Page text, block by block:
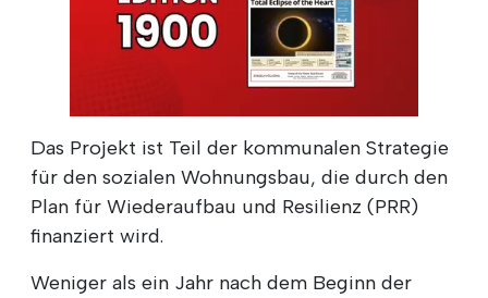
Das Projekt ist Teil der kommunalen Strategie
für den sozialen Wohnungsbau, die durch den
Plan für Wiederaufbau und Resilienz (PRR)
finanziert wird.
Weniger als ein Jahr nach dem Beginn der